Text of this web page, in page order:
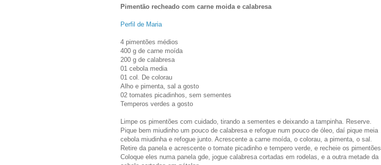
Pimentão recheado com carne moida e calabresa
Perfil de Maria
4 pimentões médios
400 g de carne moída
200 g de calabresa
01 cebola media
01 col. De colorau
Alho e pimenta, sal a gosto
02 tomates picadinhos, sem sementes
Temperos verdes a gosto
Limpe os pimentões com cuidado, tirando a sementes e deixando a tampinha. Reserve.
Pique bem miudinho um pouco de calabresa e refogue num pouco de óleo, daí pique meia
cebola miudinha e refogue junto. Acrescente a carne moída, o colorau, a pimenta, o sal.
Retire da panela e acrescente o tomate picadinho e tempero verde, e recheie os pimentões.
Coloque eles numa panela gde, jogue calabresa cortadas em rodelas, e a outra metade da